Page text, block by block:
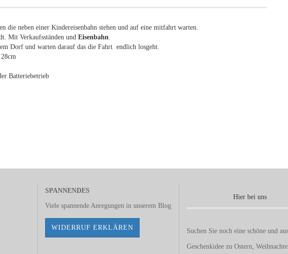
die neben einer Kindereisenbahn stehen und auf eine mitfahrt warten.
Mit Verkaufsständen und Eisenbahn.
Dorf und warten darauf das die Fahrt endlich losgeht.
Batteriebetrieb
SPANNENDES
Viele spannende Anregungen in unserem Blog
WIDERRUF ERKLÄREN
Hier bei uns
Suchen Sie noch eine schöne und
Geschenkidee zu Ostern,